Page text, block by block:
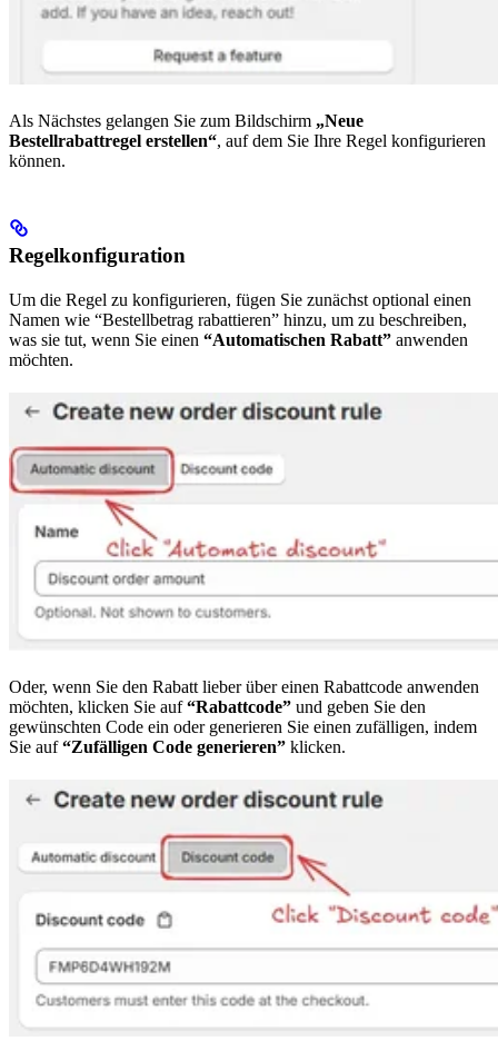
Als Nächstes gelangen Sie zum Bildschirm „Neue
Bestellrabattregel erstellen“, auf dem Sie Ihre Regel konfigurieren
können.
Regelkonfiguration
Um die Regel zu konfigurieren, fügen Sie zunächst optional einen
Namen wie “Bestellbetrag rabattieren” hinzu, um zu beschreiben,
was sie tut, wenn Sie einen “Automatischen Rabatt” anwenden
möchten.
Oder, wenn Sie den Rabatt lieber über einen Rabattcode anwenden
möchten, klicken Sie auf“Rabattcode” und geben Sie den
gewünschten Code ein oder generieren Sie einen zufälligen, indem
Sie auf“Zufälligen Code generieren” klicken.